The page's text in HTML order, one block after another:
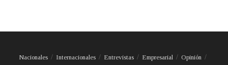
Nacionales Internacionales Entrevistas Empresarial
Opinión